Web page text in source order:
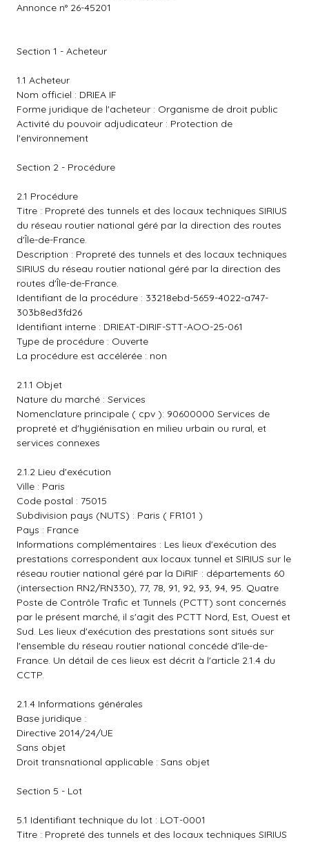
Annonce n° 26-45201
Section 1 - Acheteur
1.1 Acheteur
Nom officiel : DRIEA IF
Forme juridique de l'acheteur : Organisme de droit public
Activité du pouvoir adjudicateur : Protection de
l'environnement
Section 2 - Procédure
2.1 Procédure
Titre : Propreté des tunnels et des locaux techniques SIRIUS
du réseau routier national géré par la direction des routes
d'Île-de-France.
Description : Propreté des tunnels et des locaux techniques
SIRIUS du réseau routier national géré par la direction des
routes d'Île-de-France.
Identifiant de la procédure : 33218ebd-5659-4022-a747-
303b8ed3fd26
Identifiant interne : DRIEAT-DIRIF-STT-AOO-25-061
Type de procédure : Ouverte
La procédure est accélérée : non
2.1.1 Objet
Nature du marché : Services
Nomenclature principale ( cpv ): 90600000 Services de
propreté et d'hygiénisation en milieu urbain ou rural, et
services connexes
2.1.2 Lieu d'exécution
Ville : Paris
Code postal : 75015
Subdivision pays (NUTS) : Paris ( FR101 )
Pays : France
Informations complémentaires : Les lieux d'exécution des
prestations correspondent aux locaux tunnel et SIRIUS sur le
réseau routier national géré par la DiRIF : départements 60
(intersection RN2/RN330), 77, 78, 91, 92, 93, 94, 95. Quatre
Poste de Contrôle Trafic et Tunnels (PCTT) sont concernés
par le présent marché, il s'agit des PCTT Nord, Est, Ouest et
Sud. Les lieux d'exécution des prestations sont situés sur
l'ensemble du réseau routier national concédé d'île-de-
France. Un détail de ces lieux est décrit à l'article 2.1.4 du
CCTP.
2.1.4 Informations générales
Base juridique :
Directive 2014/24/UE
Sans objet
Droit transnational applicable : Sans objet
Section 5 - Lot
5.1 Identifiant technique du lot : LOT-0001
Titre : Propreté des tunnels et des locaux techniques SIRIUS